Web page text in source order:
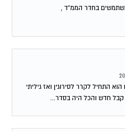
כחודשיים הוא התחיל לקרר לסירוגין ואז גיליתי
חדש והכל היה בסדר...